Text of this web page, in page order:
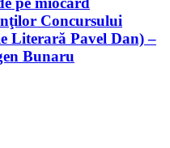
Concursului
Literară Pavel Dan) –
Bunaru